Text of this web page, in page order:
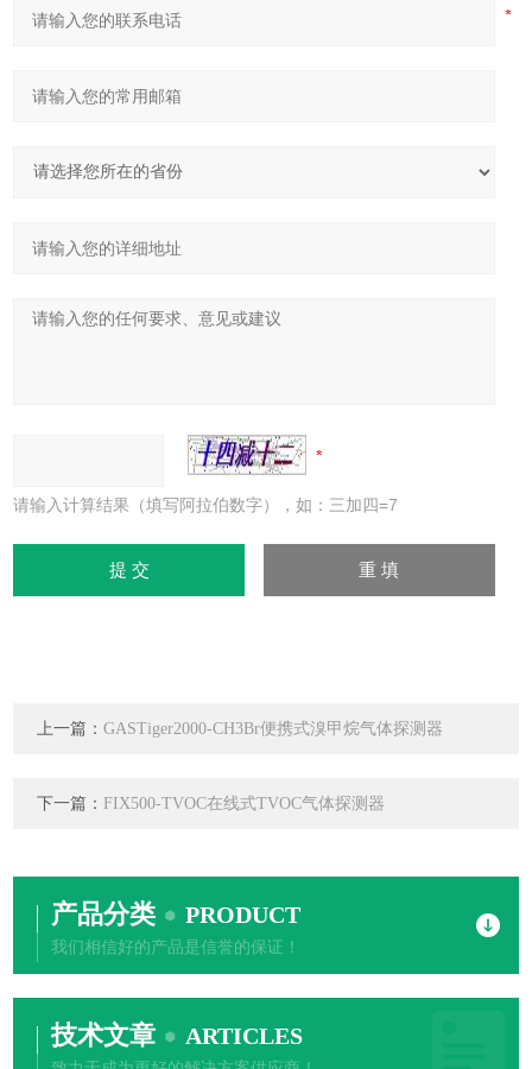
请输入计算结果（填写阿拉伯数字），如：三加四=7
上一篇：GASTiger2000-CH3Br便携式溴甲烷气体探测器
下一篇： FIX500-TVOC在线式TVOC气体探测器
产品分类 PRODUCT
我们相信好的产品是信誉的保证！
技术文章 ARTICLES